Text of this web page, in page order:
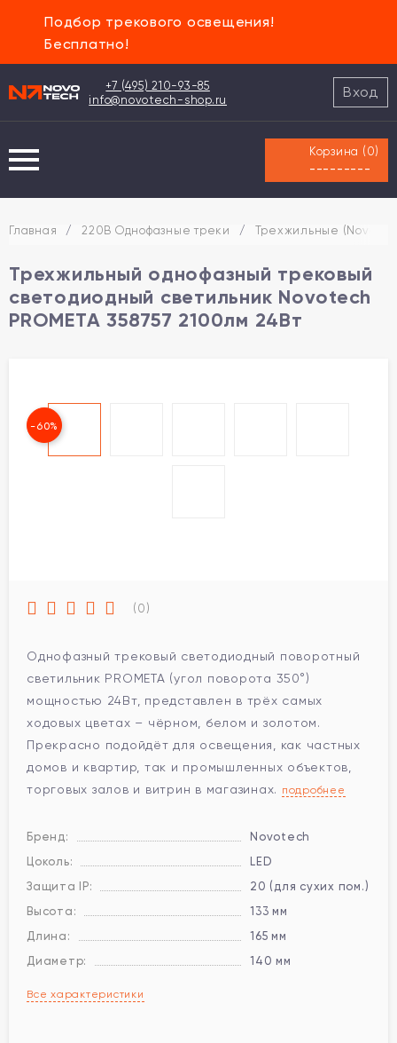
Подбор трекового освещения!
Бесплатно!
+7 (495) 210-93-85
info@novotech-shop.ru
Вход
Корзина ( 0)
---------
Главная / 220В Однофазные треки / Трехжильные
Трехжильный однофазный трековый
светодиодный светильник Novotech
PROMETA 358757 2100лм 24Вт
-60%
(0)
Однофазный трековый светодиодный поворотный
светильник PROMETA (угол поворота 350°)
мощностью 24Вт, представлен в трёх самых
ходовых цветах – чёрном, белом и золотом.
Прекрасно подойдёт для освещения, как частных
домов и квартир, так и промышленных объектов,
торговых залов и витрин в магазинах. подробнее
Бренд:
Novotech
Цоколь:
LED
Защита IP:
20 (для сухих пом.)
Высота:
133 мм
Длина:
165 мм
Диаметр:
140 мм
Все характеристики